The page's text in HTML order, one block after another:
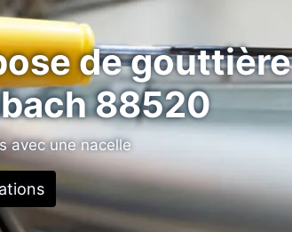
de gouttière
88520
avec une nacelle